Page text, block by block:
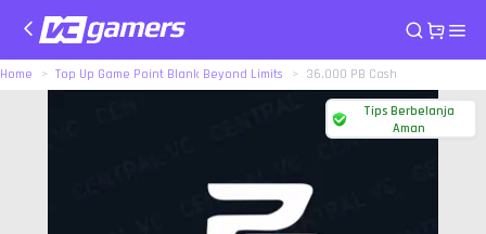
Home Top Up Game Point Blank Beyond Limits 36.000 PB Cash
Tips Berbelanja
Aman